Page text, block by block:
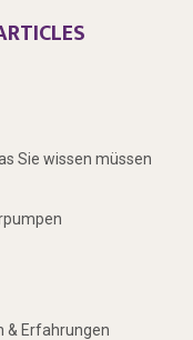
Sie wissen müssen
& Erfahrungen